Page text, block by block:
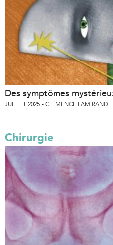
Des symptômes
JUILLET 2025 CLÉMENCE LAMIRAND
Chirurgie